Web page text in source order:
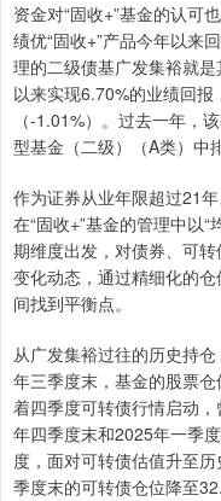
资金对“固收+”基金的认可
绩优“固收+”产品今年以来
理的二级债基广发集裕就
以来实现6.70%的业绩回
（-1.01%）。过去一年，
型基金（二级）（A类）中
作为证券从业年限超过21
在“固收+”基金的管理中以
期维度出发，对债券、可
变化动态，通过精细化的
间找到平衡点。
从广发集裕过往的历史持
年三季度末，基金的股票
着四季度可转债行情启动
年四季度末和2025年一季
度，面对可转债估值升至
季度末的可转债仓位降至